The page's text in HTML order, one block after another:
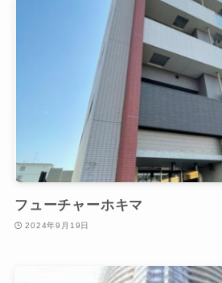
フューチャーホキマ
2024年9月19日